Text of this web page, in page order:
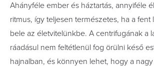
Ahányféle ember és háztartás, annyiféle
ritmus, így teljesen természetes, ha a
bele az életvitelünkbe. A centrifugának a
ráadásul nem feltétlenül fog örülni késő
hajnalban, és könnyen lehet, hogy a nagy